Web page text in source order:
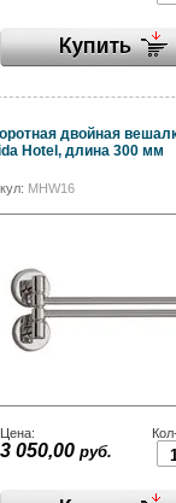
двойная
Hotel, длина 300 мм
MHW16
Цена:
3 050,00 руб.